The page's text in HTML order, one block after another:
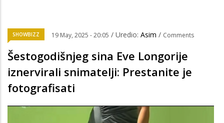
SHOWBIZZ 19 May, 2025 - 20:05 / Uredio: Asim / Comments
Šestogodišnjeg sina Eve Longorije
iznervirali snimatelji: Prestanite je
fotografisati